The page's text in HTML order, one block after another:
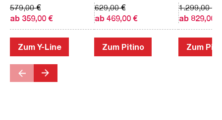
ab 359,00 €
579,00 €
Zum Y-Line
ab 469,00 €
629,00 €
Zum Pitino
ab 829,00 €
1.299,00 €
Zum